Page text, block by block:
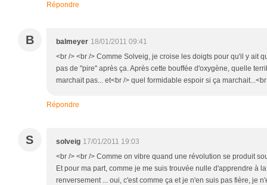
Répondre
B balmeyer 18/01/2011 09:41
<br /> <br /> Comme Solveig, je croise les doigts pour qu'il y ait
pas de "pire" après ça. Après cette bouffée d'oxygène, quelle
marchait pas... et<br /> quel formidable espoir si ça
Répondre
S solveig 17/01/2011 19:03
<br /> <br /> Comme on vibre quand une révolution se produit
Et pour ma part, comme je me suis trouvée nulle d'apprendre à
renversement ... oui, c'est comme ça et je n'en suis pas fière, je